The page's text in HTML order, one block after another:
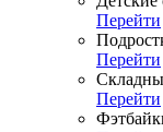
Перейти
Перейти
Перейти